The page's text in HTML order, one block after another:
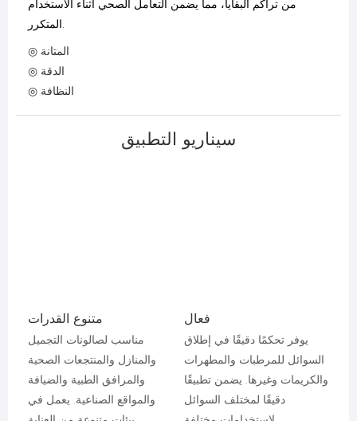
من تراكم البقايا، مما يضمن التعامل الصحي أثناء الاستخدام
◎ المتانة
◎ الدقة
◎ النظافة
سيناريو التطبيق
متنوع القدرات
مناسب لصالونات التجميل
والمنازل والمنتجعات الصحية
والمرافق الطبية والضيافة
والمواقع الصناعية. يعمل في
فعال
يوفر تحكمًا دقيقًا في إطلاق
السوائل للمرطبات والمطهرات
والكريمات وغيرها. يضمن تطبيقًا
دقيقًا لمختلف السوائل